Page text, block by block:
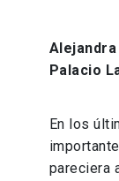
Palacio
En los
pareciera